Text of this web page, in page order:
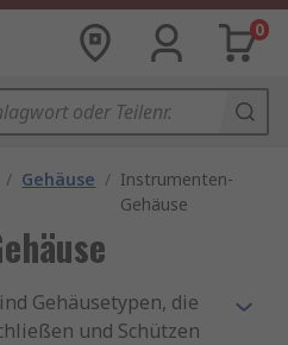
0
/ Gehäuse / Instrumenten-
Gehäuse
Gehäusetypen, die
und Schützen